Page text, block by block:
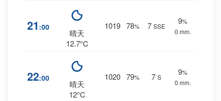
21 :00
晴天
12.7°C
1019 78% 7 SSE
9%
0 mm.
22:00
晴天
12°C
1020 79% 7 S
9%
0 mm.